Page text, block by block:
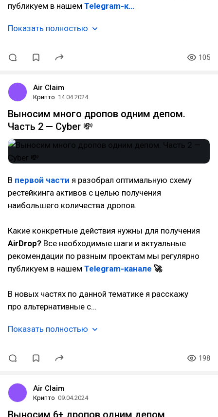
публикуем в нашем Telegram-к…
Показать полностью
105
Air Claim
Крипто 14.04.2024
Выносим много дропов одним депом.
Часть 2 — Cyber 💸
В первой части я разобрал оптимальную схему
рестейкинга активов с целью получения
наибольшего количества дропов.
Какие конкретные действия нужны для получения
AirDrop? Все необходимые шаги и актуальные
рекомендации по разным проектам мы регулярно
публикуем в нашем Telegram-канале 🚀
В новых частях по данной тематике я расскажу
про альтернативные с…
Показать полностью
198
Air Claim
Крипто 09.04.2024
Выносим 6+ дропов одним депом